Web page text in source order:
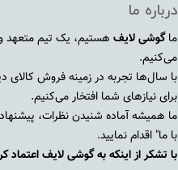
درباره ما
ماگوشی لایف هستیم، یک تیم متعهد
می‌کنیم.
با سال‌ها تجربه در زمینه فروش کالای
برای نیازهای شما افتخار می‌کنیم.
ما همیشه آماده شنیدن نظرات،
با ما" اقدام نمایید.
با تشکر از اینکه به گوشی لایف اعتماد